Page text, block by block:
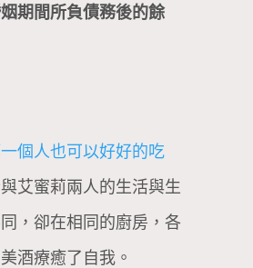
期間所負債務後的餘
一個人也可以好好的吃
與艾蜜莉兩人的生活與生
，卻在相同的廚房，各
酒療癒了自我。